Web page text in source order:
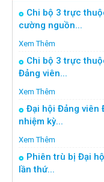
Chi bộ 3 trực
cường nguồn...
Xem Thêm
Chi bộ 3 trực
Đảng viên...
Xem Thêm
Đại hội Đảng viên
nhiệm kỳ...
Xem Thêm
Phiên trù bị Đại
lần thứ...